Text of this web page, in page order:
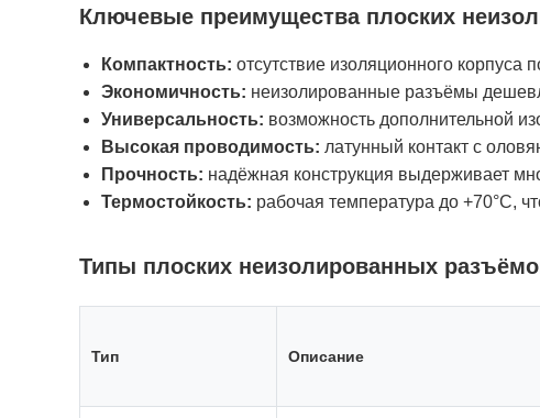
Ключевые преимущества плоских
Компактность: отсутствие изоляционного
Экономичность: неизолированные разъёмы
Универсальность: возможность дополнительной
Высокая проводимость: латунный контакт с
Прочность: надёжная конструкция выдерживает
Термостойкость: рабочая температура до +70°C,
Типы плоских неизолированных
Тип Описание